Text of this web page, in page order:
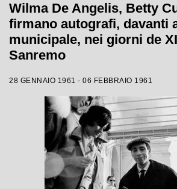
Wilma De Angelis, Betty
firmano autografi, davanti
municipale, nei giorni de
Sanremo
28 GENNAIO 1961 - 06 FEBBRAIO 1961